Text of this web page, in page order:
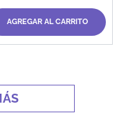
AGREGAR AL CARRITO